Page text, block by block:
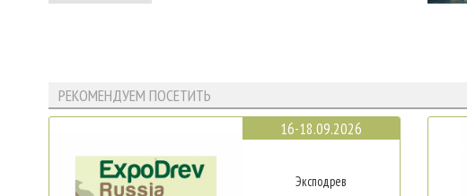
РЕКОМЕНДУЕМ ПОСЕТИТЬ
16-18.09.2026
Эксподрев